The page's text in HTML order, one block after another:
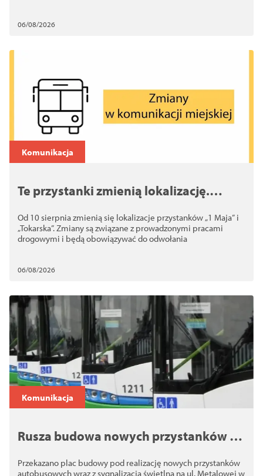
06/08/2026
Komunikacja
Te przystanki zmienią lokalizację.
autobusy
Od 10 sierpnia zmienią się lokalizacje przystanków „1 Maja” i
„Tokarska”. Zmiany są związane z prowadzonymi pracami
drogowymi i będą obowiązywać do odwołania
06/08/2026
Komunikacja
Rusza budowa nowych przystanków na
budowy
Przekazano plac budowy pod realizację nowych przystanków
autobusowych wraz z sygnalizacją świetlną na ul. Metalowej w